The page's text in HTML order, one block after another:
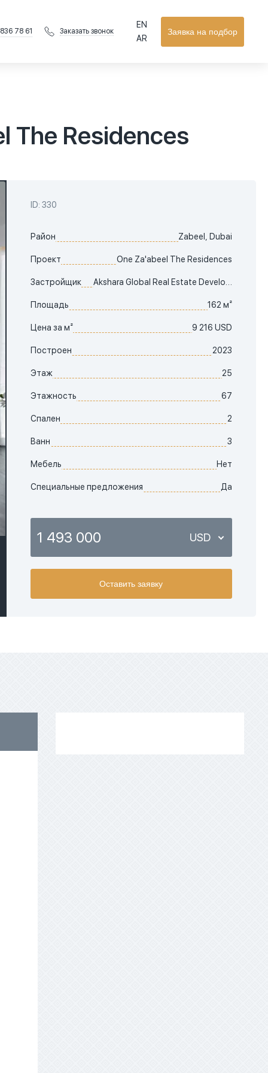
78 61 Заказать звонок Заявка на подбор
EN
AR
The Residences
ID: 330
Район Zabeel, Dubai
Проект One Za'abeel The Residences
Застройщик
Площадь 162 м²
Цена за м² 9 216 USD
Построен 2023
Этаж 25
Этажность 67
Спален 2
Ванн 3
Мебель Нет
Специальные предложения Да
1 493 000 USD
Оставить заявку